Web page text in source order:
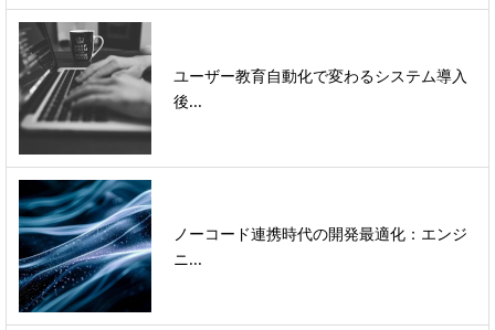
ユーザー教育自動化で変わるシステム導入
後...
ノーコード連携時代の開発最適化：エンジ
ニ...